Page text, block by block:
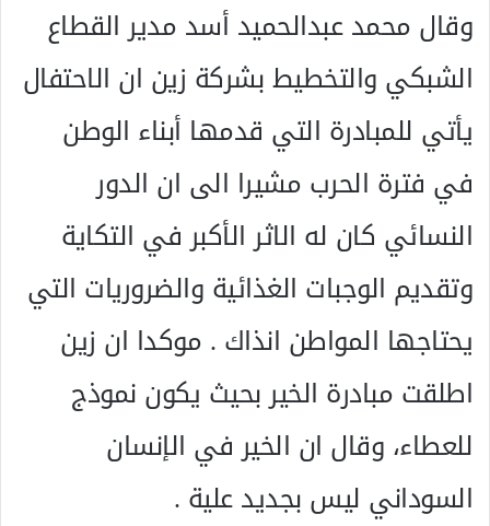
وقال محمد عبدالحميد أسد مدير القطاع
الشبكي والتخطيط بشركة زين ان الاحتفال
يأتي للمبادرة التي قدمها أبناء الوطن
في فترة الحرب مشيرا الى ان الدور
النسائي كان له الاثر الأكبر في التكاية
وتقديم الوجبات الغذائية والضروريات التي
يحتاجها المواطن انذاك . موكدا ان زين
اطلقت مبادرة الخير بحيث يكون نموذج
للعطاء، وقال ان الخير في الإنسان
السوداني ليس بجديد علية .